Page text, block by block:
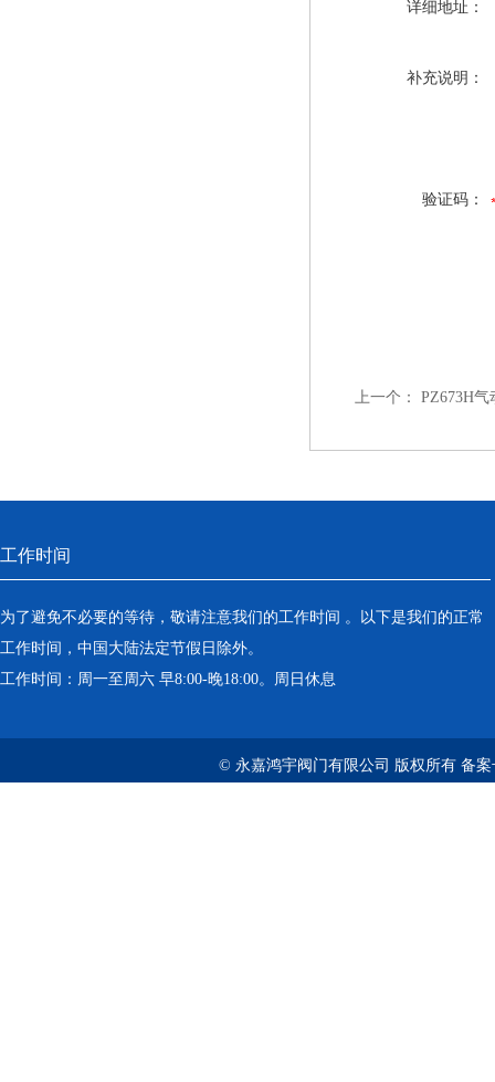
详细地址：
补充说明：
验证码：
上一个： PZ673H
工作时间
为了避免不必要的等待，敬请注意我们的工作时间 。以下是我们的正常
工作时间，中国大陆法定节假日除外。
工作时间：周一至周六 早8:00-晚18:00。周日休息
© 永嘉鸿宇阀门有限公司 版权所有 备案